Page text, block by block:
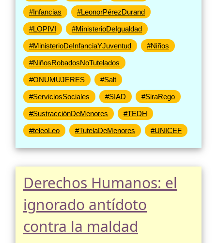
#Infancias #LeonorPérezDurand
#LOPIVI #MinisterioDeIgualdad
#MinisterioDeInfanciaYJuventud #Niños
#NiñosRobadosNoTutelados
#ONUMUJERES #Salt
#ServiciosSociales #SIAD #SiraRego
#SustracciónDeMenores #TEDH
#teleoLeo #TutelaDeMenores #UNICEF
Derechos Humanos: el
ignorado antídoto
contra la maldad